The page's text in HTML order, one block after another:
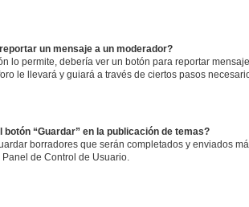
un mensaje a un moderador?
lo permite, debería ver un botón para reportar
le llevará y guiará a través de ciertos pasos
botón “Guardar” en la publicación de temas?
borradores que serán completados y enviados
de Control de Usuario.